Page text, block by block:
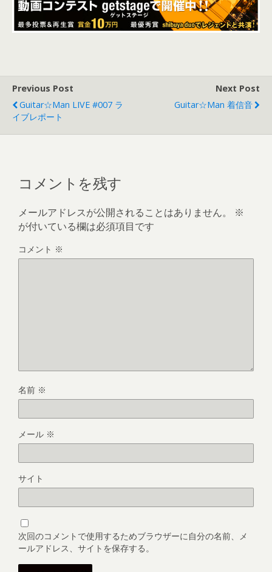
Previous Post
Guitar☆Man LIVE #007 ラ
イブレポート
Next Post
Guitar☆Man 着信音
コメントを残す
メールアドレスが公開されることはありません。
※
が付いている欄は必須項目です
コメント ※
名前 ※
メール ※
サイト
次回のコメントで使用するためブラウザーに自分の名前、メ
ールアドレス、サイトを保存する。